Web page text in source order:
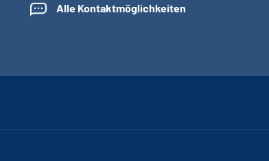
Alle Kontaktmöglichkeiten